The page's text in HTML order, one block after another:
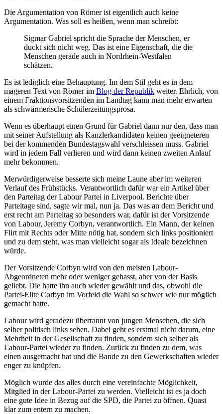
Die Argumentation von Römer ist eigentlich auch keine
Argumentation. Was soll es heißen, wenn man schreibt:
Sigmar Gabriel spricht die Sprache der Menschen, er
duckt sich nicht weg. Das ist eine Eigenschaft, die die
Menschen gerade auch in Nordrhein-Westfalen
schätzen.
Es ist lediglich eine Behauptung. Im dem Stil geht es in dem
mageren Text von Römer im Blog der Republik weiter. Ehrlich, von
einem Fraktionsvorsitzenden im Landtag kann man mehr erwarten
als schwärmerische Schülerzeitungsprosa.
Wenn es überhaupt einen Grund für Gabriel dann nur den, dass man
mit seiner Aufstellung als Kanzlerkandidaten keinen geeigneteren
bei der kommenden Bundestagswahl verschleissen muss. Gabriel
wird in jedem Fall verlieren und wird dann keinen zweiten Anlauf
mehr bekommen.
Merwürdigerweise besserte sich meine Laune aber im weiteren
Verlauf des Frühstücks. Verantwortlich dafür war ein Artikel über
den Parteitag der Labour Partei in Liverpool. Berichte über
Parteitage sind, sagte wir mal, nun ja. Das was an dem Bericht und
erst recht am Parteitag so besonders war, dafür ist der Vorsitzende
von Labour, Jeremy Corbyn, verantwortlich. Ein Mann, der keinen
Flirt mit Rechts oder Mitte nötig hat, sondern sich links positioniert
und zu dem steht, was man vielleicht sogar als Ideale bezeichnen
würde.
Der Vorsitzende Corbyn wird von den meisten Labour-
Abgeordneten mehr oder weniger gehasst, aber von der Basis
geliebt. Die hatte ihn auch wieder gewählt und das, obwohl die
Partei-Elite Corbyn im Vorfeld die Wahl so schwer wie nur möglich
gemacht hatte.
Labour wird geradezu überrannt von jungen Menschen, die sich
selber politisch links sehen. Dabei geht es erstmal nicht darum, eine
Mehrheit in der Gesellschaft zu finden, sondern sich selber als
Labour-Partei wieder zu finden. Zurück zu finden zu dem, was
einen ausgemacht hat und die Bande zu den Gewerkschaften wieder
enger zu knüpfen.
Möglich wurde das alles durch eine vereinfachte Möglichkeit,
Mitglied in der Labour-Partei zu werden. Vielleicht ist es ja doch
eine gute Idee in Bezug auf die SPD, die Partei zu öffnen. Quasi
klar zum entern zu machen.